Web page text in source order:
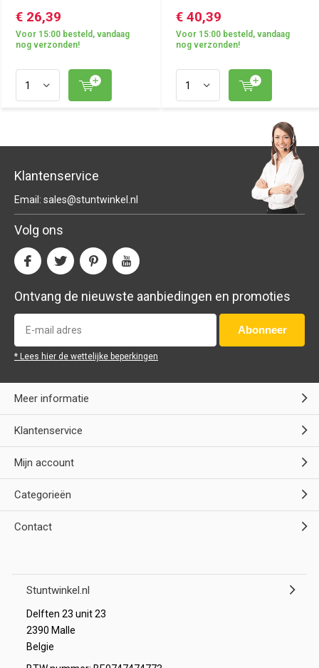
€ 26,39
Voor 15:00 besteld, vandaag
nog verzonden!
€ 40,39
Voor 15:00 besteld, vandaag
nog verzonden!
Klantenservice
Email: sales@stuntwinkel.nl
Volg ons
Ontvang de nieuwste aanbiedingen en promoties
Abonneer
* Lees hier de wettelijke beperkingen
Meer informatie
Klantenservice
Mijn account
Categorieën
Contact
Stuntwinkel.nl
Delften 23 unit 23
2390 Malle
Belgie